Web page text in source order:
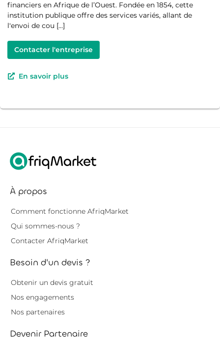
financiers en Afrique de l’Ouest. Fondée en 1854, cette
institution publique offre des services variés, allant de
l'envoi de cou […]
Contacter l'entreprise
En savoir plus
À propos
Comment fonctionne AfriqMarket
Qui sommes-nous ?
Contacter AfriqMarket
Besoin d'un devis ?
Obtenir un devis gratuit
Nos engagements
Nos partenaires
Devenir Partenaire